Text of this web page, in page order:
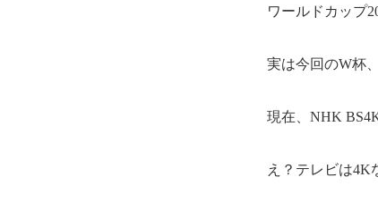
ワールドカップ
実は今回のW杯
現在、NHK
え？テレビは4K